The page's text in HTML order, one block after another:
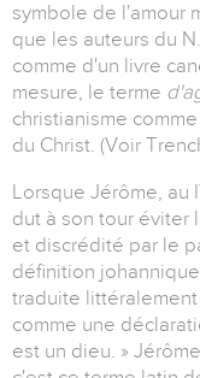
symbole de l'amour
que les auteurs du
comme d'un livre
mesure, le terme
christianisme
du Christ. (Voir
Lorsque Jérôme, au
dut à son tour éviter
et discrédité par le
définition
traduite littéralement
comme une
est un dieu. »